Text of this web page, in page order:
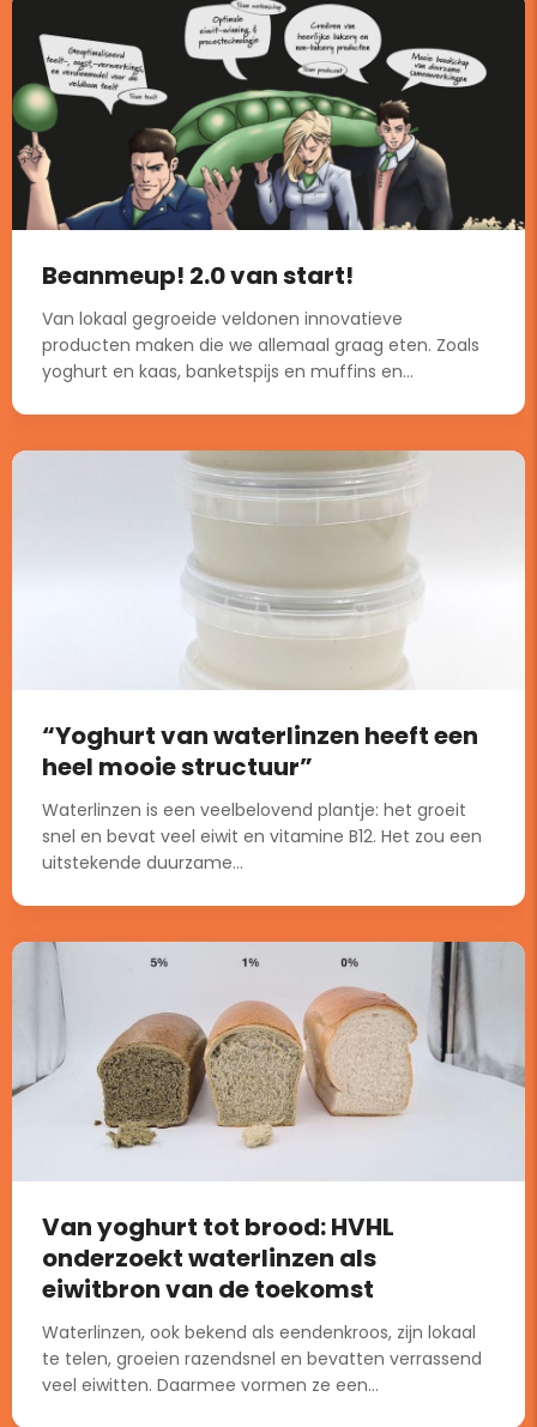
Beanmeup! 2.0 van start!
Van lokaal gegroeide veldonen innovatieve
producten maken die we allemaal graag eten. Zoals
yoghurt en kaas, banketspijs en muffins en...
“Yoghurt van waterlinzen heeft een
heel mooie structuur”
Waterlinzen is een veelbelovend plantje: het groeit
snel en bevat veel eiwit en vitamine B12. Het zou een
uitstekende duurzame...
Van yoghurt tot brood: HVHL
onderzoekt waterlinzen als
eiwitbron van de toekomst
Waterlinzen, ook bekend als eendenkroos, zijn lokaal
te telen, groeien razendsnel en bevatten verrassend
veel eiwitten. Daarmee vormen ze een...